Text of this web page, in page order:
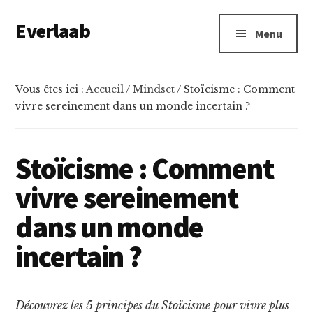
contenu
menu
Everlaab Menu
Vous êtes ici :Accueil/ Mindset/ Stoïcisme : Comment
vivre sereinement dans un monde incertain ?
Stoïcisme : Comment
vivre sereinement
dans un monde
incertain ?
Découvrez les 5 principes duStoïcisme pour vivre plus